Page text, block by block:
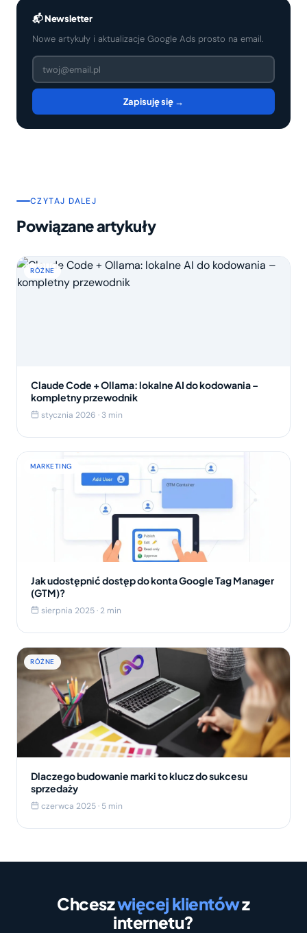
📬 Newsletter
Nowe artykuły i aktualizacje Google Ads prosto na email.
Zapisuję się →
CZYTAJ DALEJ
Powiązane artykuły
RÓŻNE
Claude Code + Ollama: lokalne AI do kodowania –
kompletny przewodnik
stycznia 2026 · 3 min
MARKETING
Jak udostępnić dostęp do konta Google Tag Manager
(GTM)?
sierpnia 2025 · 2 min
RÓŻNE
Dlaczego budowanie marki to klucz do sukcesu
sprzedaży
czerwca 2025 · 5 min
Chceszwięcej klientówz
internetu?